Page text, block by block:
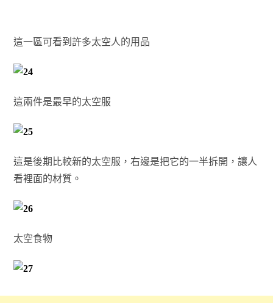
這一區可看到許多太空人的用品
這兩件是最早的太空服
這是後期比較新的太空服，右邊是把它的一半拆開，讓人
看裡面的材質。
太空食物